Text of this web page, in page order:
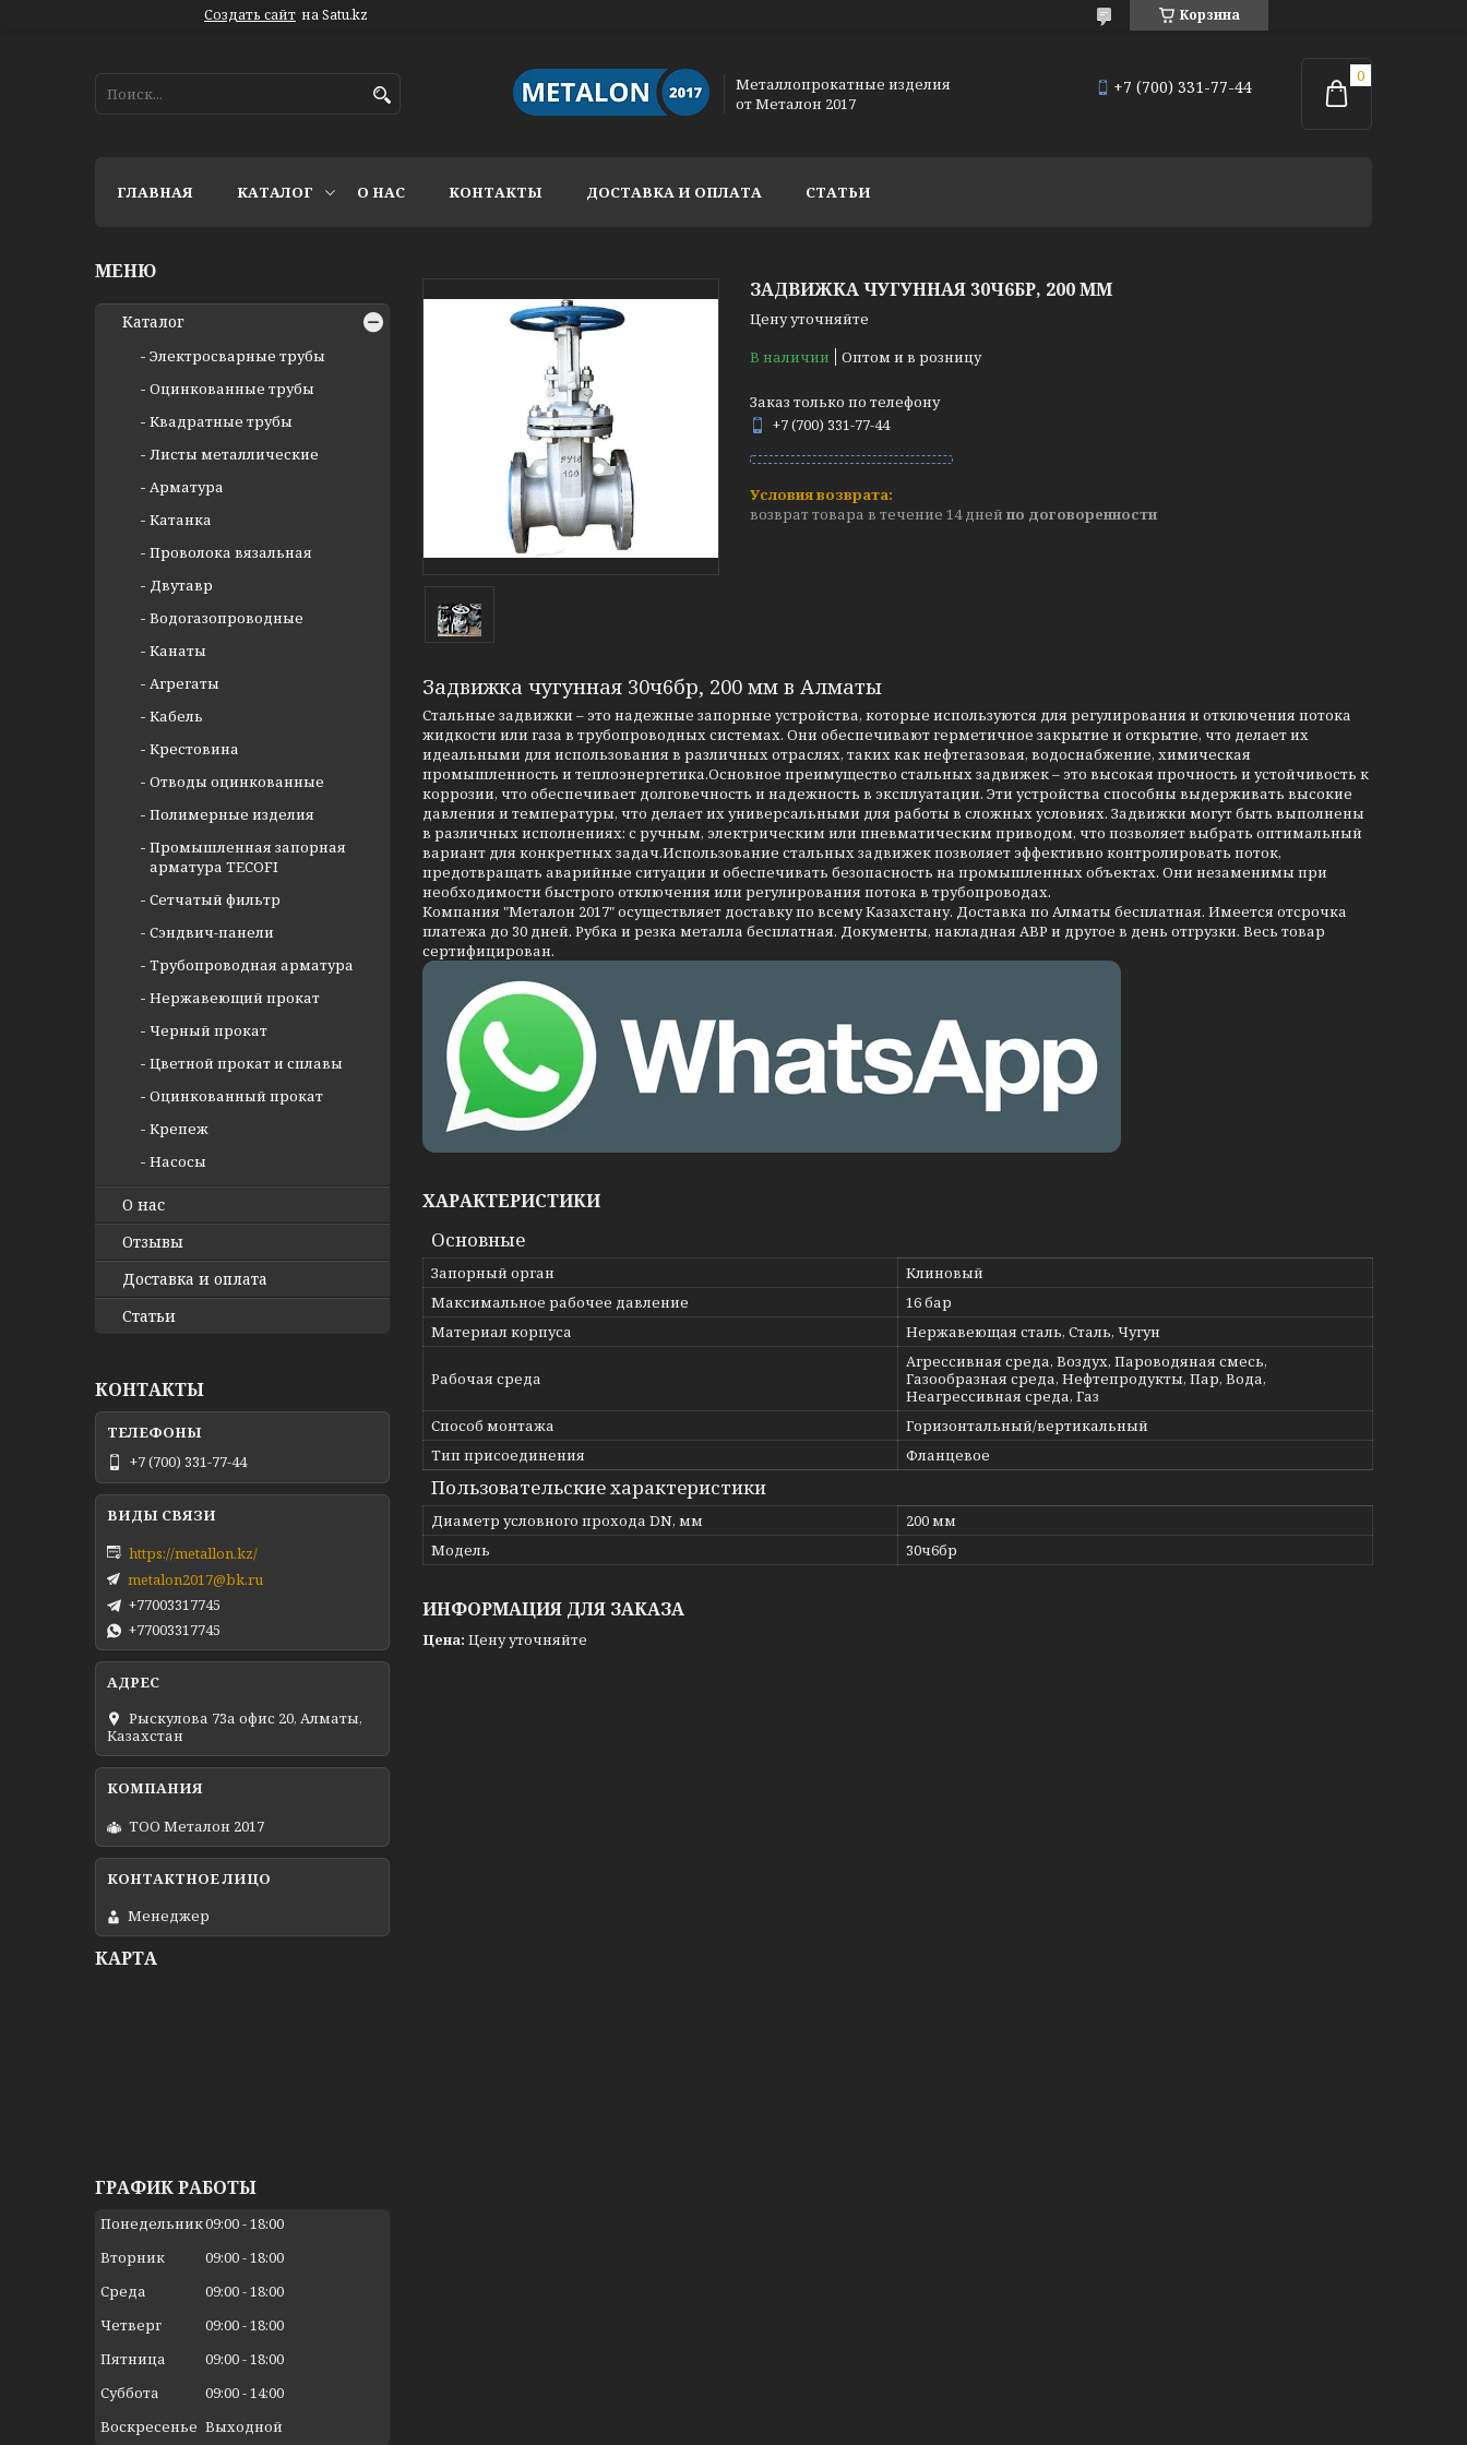
Создать сайт на Satu.kz Корзина
Металлопрокатные изделия
от Металон 2017
+7 (700) 331-77-44
ГЛАВНАЯ КАТАЛОГ О НАС КОНТАКТЫ ДОСТАВКА И ОПЛАТА СТАТЬИ
ЗАДВИЖКА ЧУГУННАЯ 30Ч6БР, 200 ММ
Цену уточняйте
В наличии
Оптом и в розницу
Заказ только по телефону
+7 (700) 331-77-44
возврат товара в течение 14 дней по договоренности
Задвижка чугунная 30ч6бр, 200 мм в Алматы
Стальные задвижки – это надежные запорные устройства, которые используются для регулирования и отключения потока
жидкости или газа в трубопроводных системах. Они обеспечивают герметичное закрытие и открытие, что делает их
идеальными для использования в различных отраслях, таких как нефтегазовая, водоснабжение, химическая
промышленность и теплоэнергетика.Основное преимущество стальных задвижек – это высокая прочность и устойчивость к
коррозии, что обеспечивает долговечность и надежность в эксплуатации. Эти устройства способны выдерживать высокие
давления и температуры, что делает их универсальными для работы в сложных условиях. Задвижки могут быть выполнены
в различных исполнениях: с ручным, электрическим или пневматическим приводом, что позволяет выбрать оптимальный
вариант для конкретных задач.Использование стальных задвижек позволяет эффективно контролировать поток,
предотвращать аварийные ситуации и обеспечивать безопасность на промышленных объектах. Они незаменимы при
необходимости быстрого отключения или регулирования потока в трубопроводах.
Компания "Металон 2017" осуществляет доставку по всему Казахстану. Доставка по Алматы бесплатная. Имеется отсрочка
платежа до 30 дней. Рубка и резка металла бесплатная. Документы, накладная АВР и другое в день отгрузки. Весь товар
сертифицирован.
ХАРАКТЕРИСТИКИ
Основные
Запорный орган
Клиновый
Максимальное рабочее давление
16 бар
Материал корпуса
Нержавеющая сталь, Сталь, Чугун
Рабочая среда
Агрессивная среда, Воздух, Пароводяная смесь,
Газообразная среда, Нефтепродукты, Пар, Вода,
Неагрессивная среда, Газ
Способ монтажа
Горизонтальный/вертикальный
Тип присоединения
Фланцевое
Пользовательские характеристики
Диаметр условного прохода DN, мм
200 мм
Модель
30ч6бр
ИНФОРМАЦИЯ ДЛЯ ЗАКАЗА
Цена: Цену уточняйте
Каталог
Электросварные трубы
Оцинкованные трубы
Квадратные трубы
Листы металлические
Арматура
Катанка
Проволока вязальная
Двутавр
Водогазопроводные
Канаты
Агрегаты
Кабель
Крестовина
Отводы оцинкованные
Полимерные изделия
Промышленная запорная
арматура TECOFI
Сетчатый фильтр
Сэндвич-панели
Трубопроводная арматура
Нержавеющий прокат
Черный прокат
Цветной прокат и сплавы
Оцинкованный прокат
Крепеж
Насосы
О нас
Отзывы
Доставка и оплата
Статьи
КОНТАКТЫ
+7 (700) 331-77-44
https://metallon.kz/
metalon2017@bk.ru
+77003317745
+77003317745
Рыскулова 73а офис 20, Алматы,
Казахстан
ТОО Металон 2017
Менеджер
КАРТА
ГРАФИК РАБОТЫ
Понедельник09:00 18:00
Вторник
09:00 18:00
Среда
09:00 18:00
Четверг
09:00 18:00
Пятница
09:00 18:00
Суббота
09:00 14:00
Воскресенье Выходной